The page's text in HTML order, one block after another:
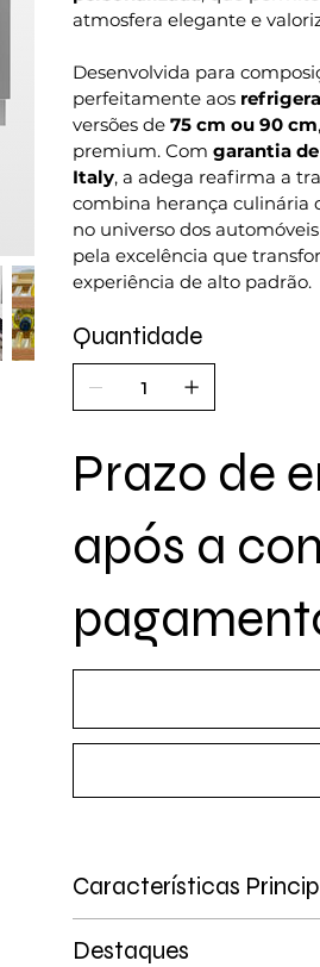
atmosfera elegante e
Desenvolvida para
perfeitamente aos
versões de 75 cm ou 90 cm
premium. Com garantia
Italy, a adega reafirma a
combina herança culinária
no universo dos
pela excelência que
experiência de alto padrão.
Quantidade
Prazo de
após a
Características
Destaques